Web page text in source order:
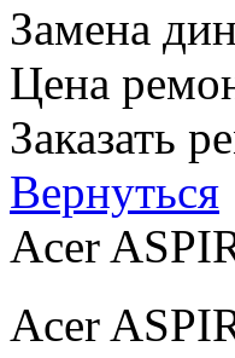
Замена
Цена
Заказать
Вернуться
Acer
Acer